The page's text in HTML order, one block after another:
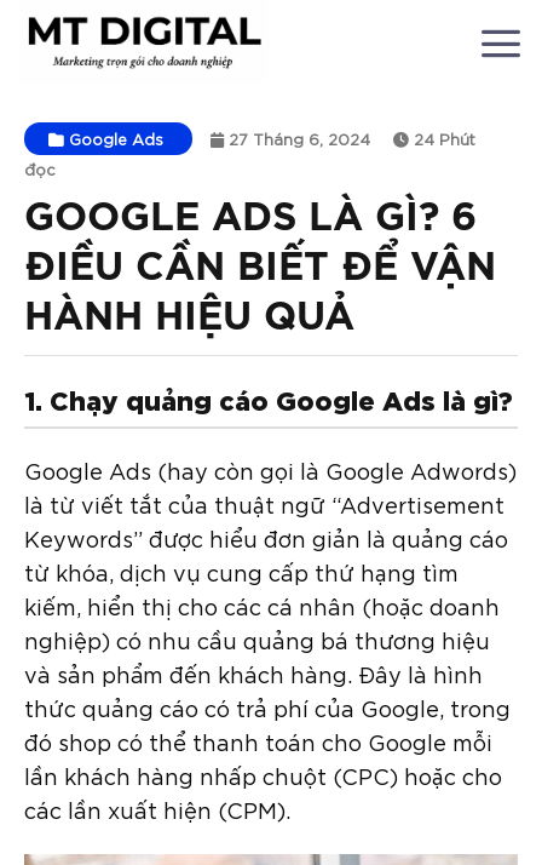
Chuyển
đến
Google Ads 27 Tháng 6, 2024
24 Phút
đọc
GOOGLE ADS LÀ GÌ? 6
ĐIỀU CẦN BIẾT ĐỂ VẬN
HÀNH HIỆU QUẢ
1. Chạy quảng cáo Google Ads là gì?
Google Ads (hay còn gọi là Google Adwords)
là từ viết tắt của thuật ngữ “Advertisement
Keywords” được hiểu đơn giản là quảng cáo
từ khóa, dịch vụ cung cấp thứ hạng tìm
kiếm, hiển thị cho các cá nhân (hoặc doanh
nghiệp) có nhu cầu quảng bá thương hiệu
và sản phẩm đến khách hàng. Đây là hình
thức quảng cáo có trả phí của Google, trong
đó shop có thể thanh toán cho Google mỗi
lần khách hàng nhấp chuột (CPC) hoặc cho
các lần xuất hiện (CPM).